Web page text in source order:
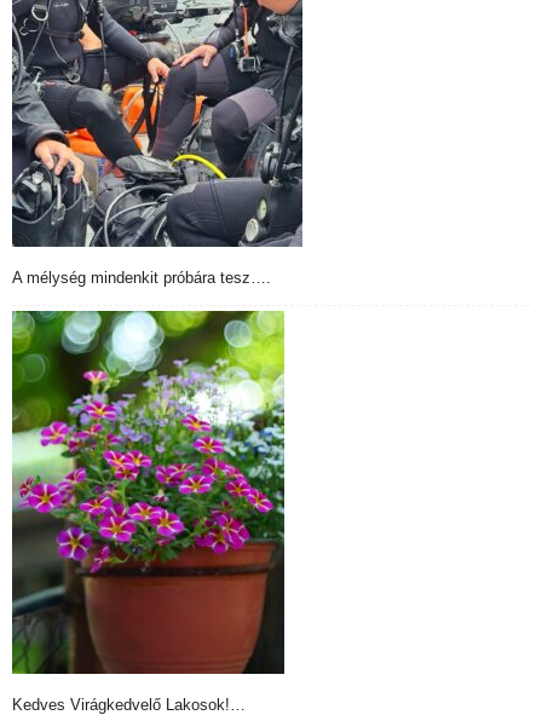
A mélység mindenkit próbára tesz….
Kedves Virágkedvelő Lakosok!…